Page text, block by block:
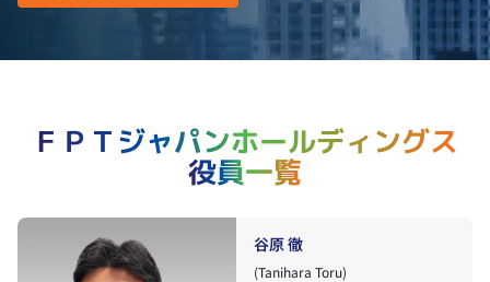
ＦＰＴジャパンホールディングス
役員一覧
谷原 徹
(Tanihara Toru)